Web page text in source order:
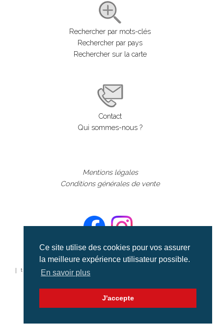
Ce site utilise des cookies pour vos assurer
la meilleure expérience utilisateur possible.
En savoir plus
J'accepte
Rechercher par mots-clés
Rechercher par pays
Rechercher sur la carte
Contact
Qui sommes-nous ?
Mentions légales
Conditions générales de vente
©aerialcollection marque déposée 2024
| tous droits réservés | aerialcollection.fr banque d'images
aériennes et documentaires video et cinéma |